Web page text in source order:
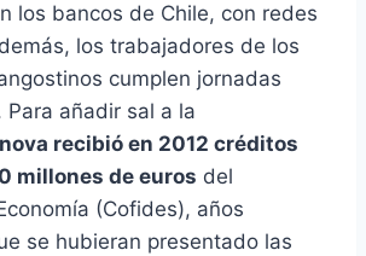
los bancos de Chile, con redes
los trabajadores de los
cumplen jornadas
Para añadir sal a la
recibió en 2012 créditos
millones de euros del
(Cofides), años
se hubieran presentado las